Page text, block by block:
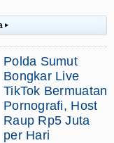
▸
Polda Sumut
Bongkar Live
TikTok Bermuatan
Pornografi, Host
Raup Rp5 Juta
per Hari